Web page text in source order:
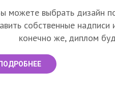
можете выбрать дизайн
собственные надписи
конечно же, диплом
ПОДРОБНЕЕ